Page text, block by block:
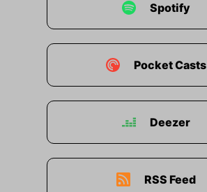
Spotify
Pocket Casts
Deezer
RSS Feed